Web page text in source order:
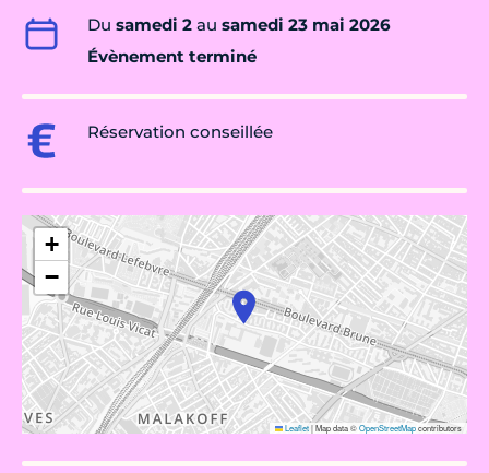
Du samedi 2 au samedi 23 mai 2026
Évènement terminé
Réservation conseillée
+
−
Leaflet|Map data ©OpenStreetMapcontributors